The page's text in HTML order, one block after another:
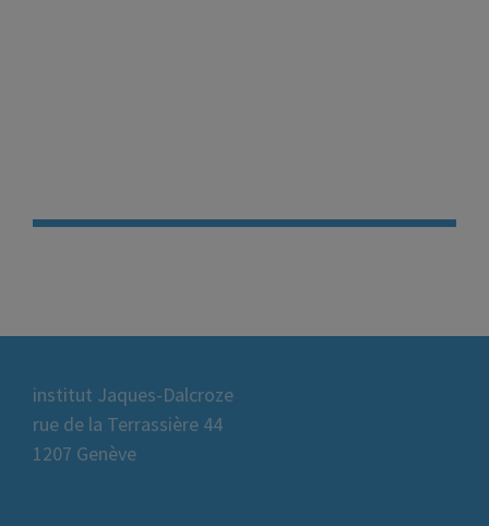
institut Jaques-Dalcroze
rue de la Terrassière 44
1207 Genève